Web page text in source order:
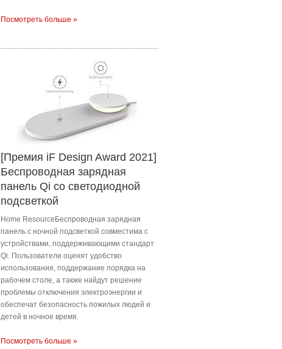
Посмотреть больше »
[Премия iF Design Award 2021]
Беспроводная зарядная
панель Qi со светодиодной
подсветкой
Home ResourceБеспроводная зарядная
панель с ночной подсветкой совместима с
устройствами, поддерживающими стандарт
Qi. Пользователи оценят удобство
использования, поддержание порядка на
рабочем столе, а также найдут решение
проблемы отключения электроэнергии и
обеспечат безопасность пожилых людей и
детей в ночное время.
Посмотреть больше »